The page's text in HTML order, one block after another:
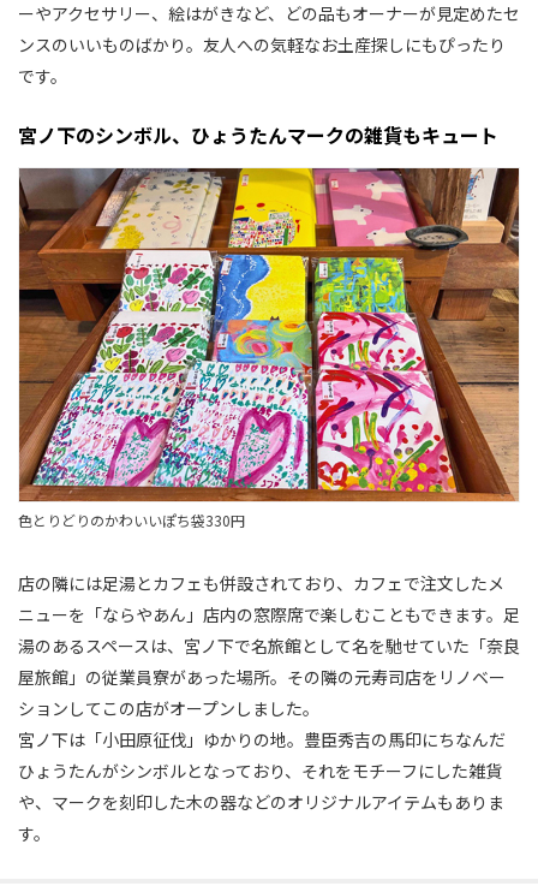
ーやアクセサリー、絵はがきなど、どの品もオーナーが見定めたセ
ンスのいいものばかり。友人への気軽なお土産探しにもぴったり
です。
宮ノ下のシンボル、ひょうたんマークの雑貨もキュート
色とりどりのかわいいぽち袋330円
店の隣には足湯とカフェも併設されており、カフェで注文したメ
ニューを「ならやあん」店内の窓際席で楽しむこともできます。足
湯のあるスペースは、宮ノ下で名旅館として名を馳せていた「奈良
屋旅館」の従業員寮があった場所。その隣の元寿司店をリノベー
ションしてこの店がオープンしました。
宮ノ下は「小田原征伐」ゆかりの地。豊臣秀吉の馬印にちなんだ
ひょうたんがシンボルとなっており、それをモチーフにした雑貨
や、マークを刻印した木の器などのオリジナルアイテムもありま
す。